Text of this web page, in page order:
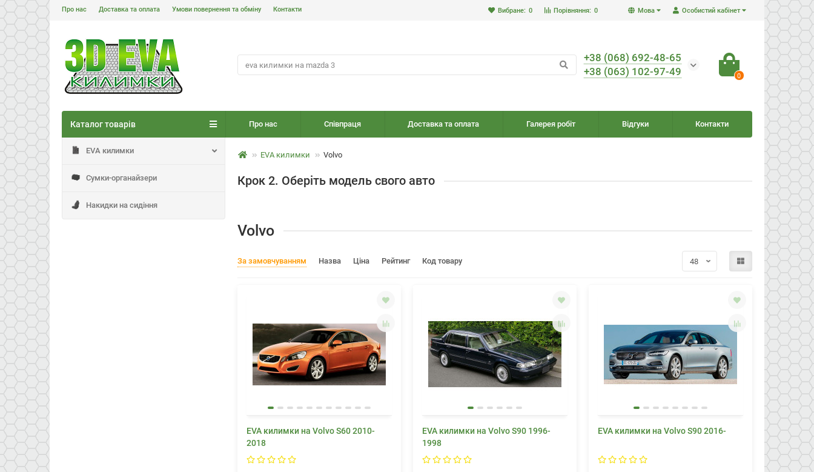
Особистий кабінет
Мова
Порівняння: 0
Вибране: 0
Про нас Доставка та оплата Умови повернення та обміну Контакти
+38 (068) 692-48-65
+38 (063) 102-97-49
0
Каталог товарів
EVA килимки
Сумки-органайзери
Накидки на сидіння
Про нас Співпраця Доставка та оплата Галерея робіт Відгуки Контакти
EVA килимки Volvo
Крок 2. Оберіть модель свого авто
Volvo
За замовчуванням Назва Ціна Рейтинг Код товару
EVA килимки на Volvo S60 2010-
2018
EVA килимки на Volvo S90 1996-
1998
EVA килимки на Volvo S90 2016-